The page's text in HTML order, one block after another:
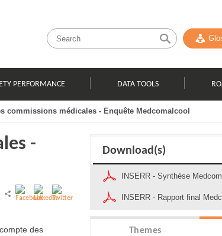
PERFORMANCE DATA TOOLS
commissions médicales - Enquête Medcomalcool
-
des
Download(s)
INSERR - Synthèse
INSERR - Rapport final
Themes